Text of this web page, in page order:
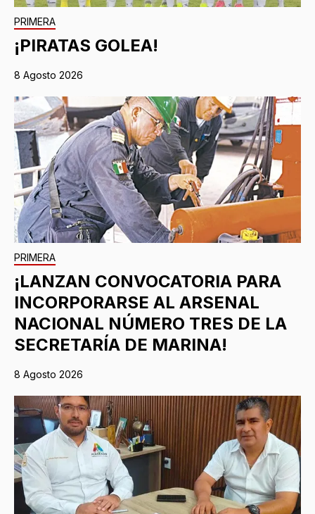
PRIMERA
¡PIRATAS GOLEA!
8 Agosto 2026
PRIMERA
¡LANZAN CONVOCATORIA PARA
INCORPORARSE AL ARSENAL
NACIONAL NÚMERO TRES DE LA
SECRETARÍA DE MARINA!
8 Agosto 2026